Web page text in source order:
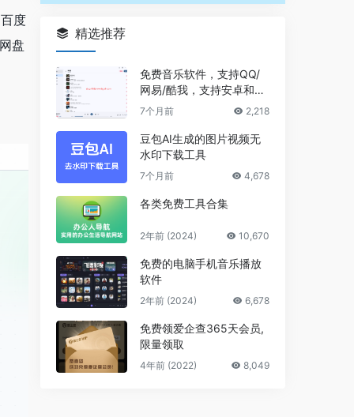
度
盘
精选推荐
免费音乐软件，支持QQ/
网易/酷我，支持安卓和Wi
ndows平台
7个月前 2,218
豆包AI生成的图片视频无
水印下载工具
7个月前 4,678
各类免费工具合集
2年前 (2024) 10,670
免费的电脑手机音乐播放
软件
2年前 (2024) 6,678
免费领爱企查365天会员,
限量领取
4年前 (2022) 8,049